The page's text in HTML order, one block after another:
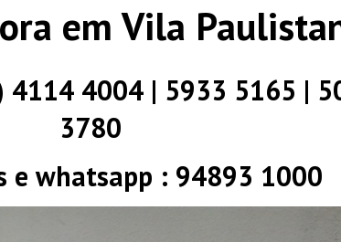
em Vila
4114 4004 | 5933 5165 |
3780
e whatsapp : 94893 1000